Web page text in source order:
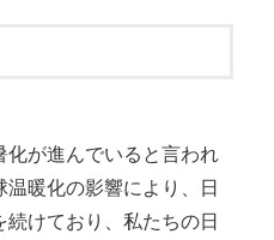
が進んでいると言われ
暖化の影響により、日
けており、私たちの日